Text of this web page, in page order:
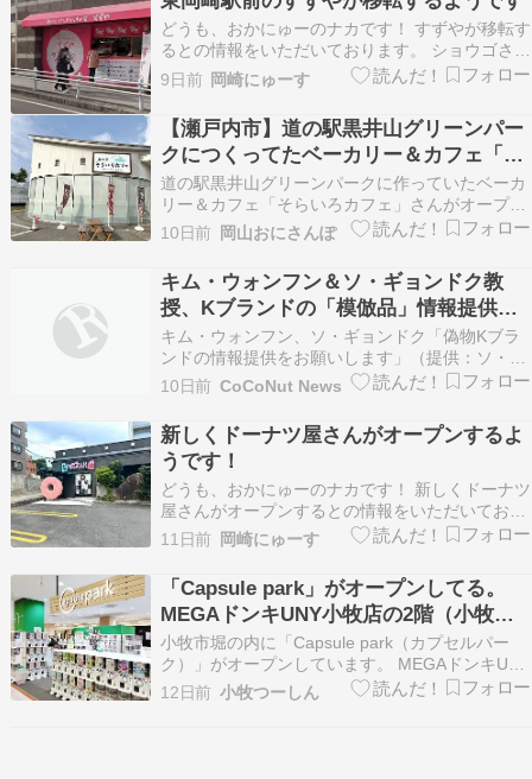
地。次は何ができ…
どうも、おかにゅーのナカです！ すずやが移転す
るとの情報をいただいております。 ショウゴさま
情報提供ありがとうございました！ 手作りサンド
ウィッチのすずやが移転 この投稿をInstagramで
見る 岡崎 すずや手作りサンドイッチ の店
(@suzuya_sand)がシェアした…
9日前 岡崎にゅーす
【瀬戸内市】道の駅黒井山グリーンパー
クにつくってたベーカリー＆カフェ「そ
らいろカフェ」がオープンしてる
道の駅黒井山グリーンパークに作っていたベーカ
リー＆カフェ「そらいろカフェ」さんがオープン
しています。 場所は黒井山グリーンパークのゆう
ゆう交流館側。 7月16日からオープンしていたよ
うです。 この投稿をInstagramで見る 黒井山グリ
ーンパーク@瀬戸内市(@kuroi_san…
10日前 岡山おにさんぽ
キム・ウォンフン＆ソ・ギョンドク教
授、Kブランドの「模倣品」情報提供を
呼びかけ
キム・ウォンフン、ソ・ギョンドク「偽物Kブラ
ンドの情報提供をお願いします」（提供：ソ・ギ
ョンドク教授チーム） 誠信女子大学のソ・ギョン
ドク教授が、タレントのキム・ウォンフンと共に
Kブランド保護のためのキャンペーン動画を公
[…]
10日前 CoCoNut News
新しくドーナツ屋さんがオープンするよ
うです！
どうも、おかにゅーのナカです！ 新しくドーナツ
屋さんがオープンするとの情報をいただいており
ます。 Mamiさま 情報提供ありがとうございまし
た！ MASTER.Kというドーナツ・どら焼き・珈
琲のお店がオープン！ 2026年8月1日(土)豊田市
小坂本町に「MASTER.K」というド…
11日前 岡崎にゅーす
「Capsule park」がオープンしてる。
MEGAドンキUNY小牧店の2階（小牧市
堀の内）
小牧市堀の内に「Capsule park（カプセルパー
ク）」がオープンしています。 MEGAドンキUNY
小牧店の2階 場所はMEGAドン・キホーテUNY小
牧店の2階。2025年9月16日までワイモバイルが
12日前 小牧つーしん